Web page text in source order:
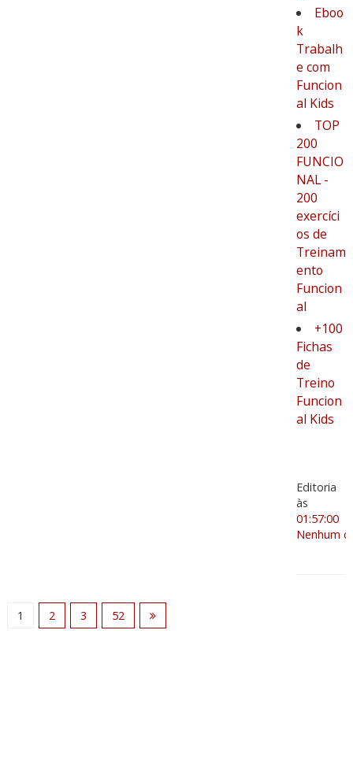
Eboo
k
Trabalh
e com
Funcion
al Kids
TOP
200
FUNCIO
NAL -
200
exercíci
os de
Treinam
ento
Funcion
al
+100
Fichas
de
Treino
Funcion
al Kids
Editoria
às
01:57:00
Nenhum
1 2 3 52